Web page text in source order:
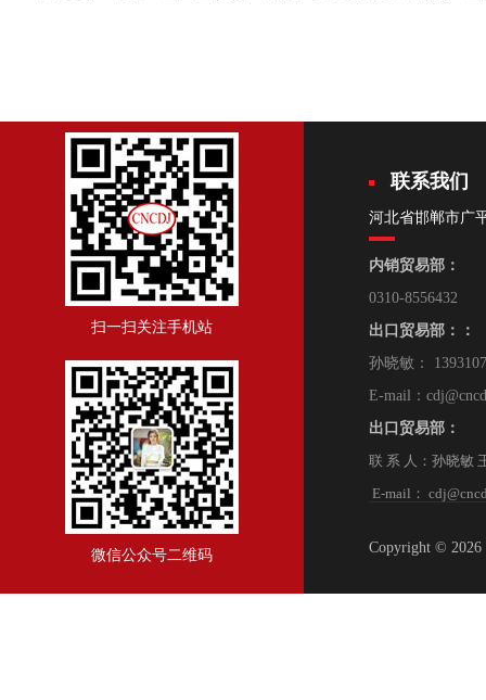
扫一扫关注手机站
微信公众号二维码
联系我们
河北省邯郸市广
内销贸易部：
0310-8556432
出口贸易部：：
孙晓敏：
E-mail：
出口贸易部：
联 系 人：孙晓敏
E-mail：
Copyright ©